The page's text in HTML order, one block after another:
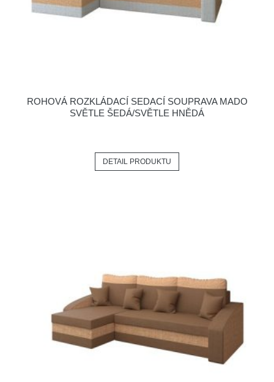
ROHOVÁ ROZKLÁDACÍ SEDACÍ SOUPRAVA MADO
SVĚTLE ŠEDÁ/SVĚTLE HNĚDÁ
DETAIL PRODUKTU